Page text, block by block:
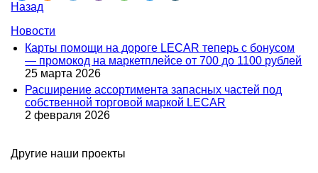
Назад
Новости
Карты помощи на дороге LECAR теперь с бонусом
— промокод на маркетплейсе от 700 до 1100 рублей
25 марта 2026
Расширение ассортимента запасных частей под
собственной торговой маркой LECAR
2 февраля 2026
Другие наши проекты